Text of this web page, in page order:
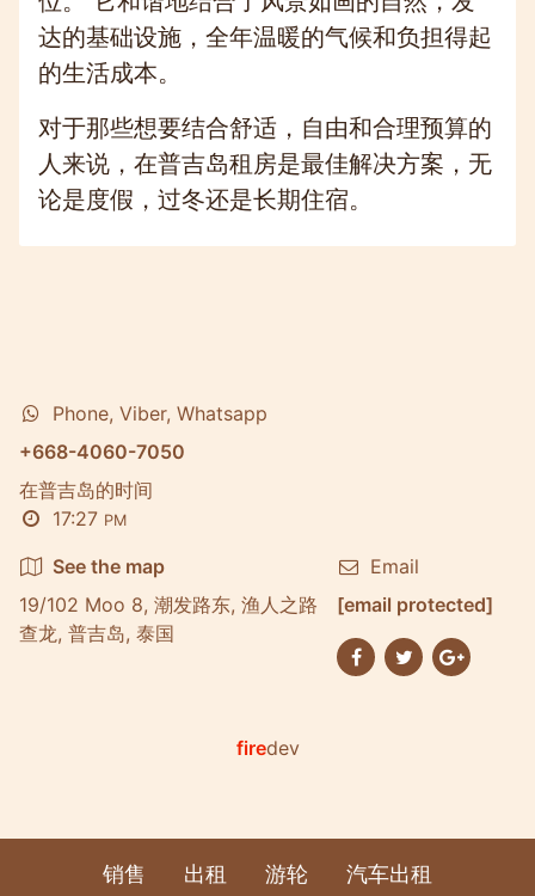
达的基础设施，全年温暖的气候和负担得起
的生活成本。
对于那些想要结合舒适，自由和合理预算的
人来说，在普吉岛租房是最佳解决方案，无
论是度假，过冬还是长期住宿。
Phone, Viber, Whatsapp
+668-4060-7050
在普吉岛的时间
17:27 PM
See the map
19/102 Moo 8, 潮发路东, 渔人之路
查龙, 普吉岛, 泰国
Email
[email protected]
firedev
销售 出租 游轮 汽车出租